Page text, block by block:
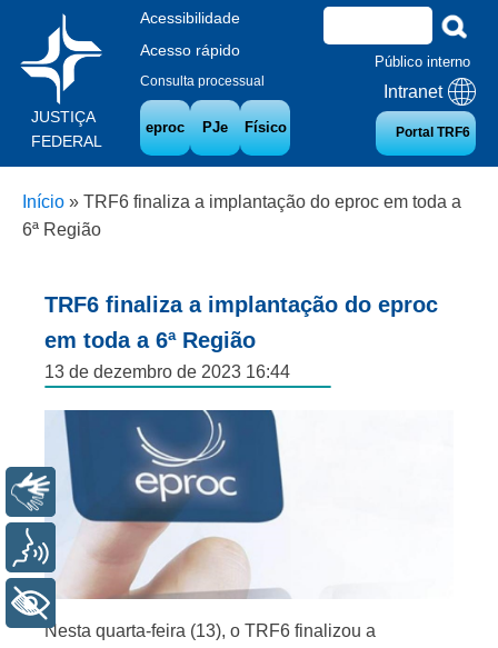
JUSTIÇA
FEDERAL
Acessibilidade
Acesso rápido
Consulta processual
eproc PJe Físico
Público interno
Intranet
Portal TRF6
Início » TRF6 finaliza a implantação do eproc em toda a
6ª Região
TRF6 finaliza a implantação do eproc
em toda a 6ª Região
13 de dezembro de 2023 16:44
Nesta quarta-feira (13), o TRF6 finalizou a
Libras
Voz
+ Acessibilidade